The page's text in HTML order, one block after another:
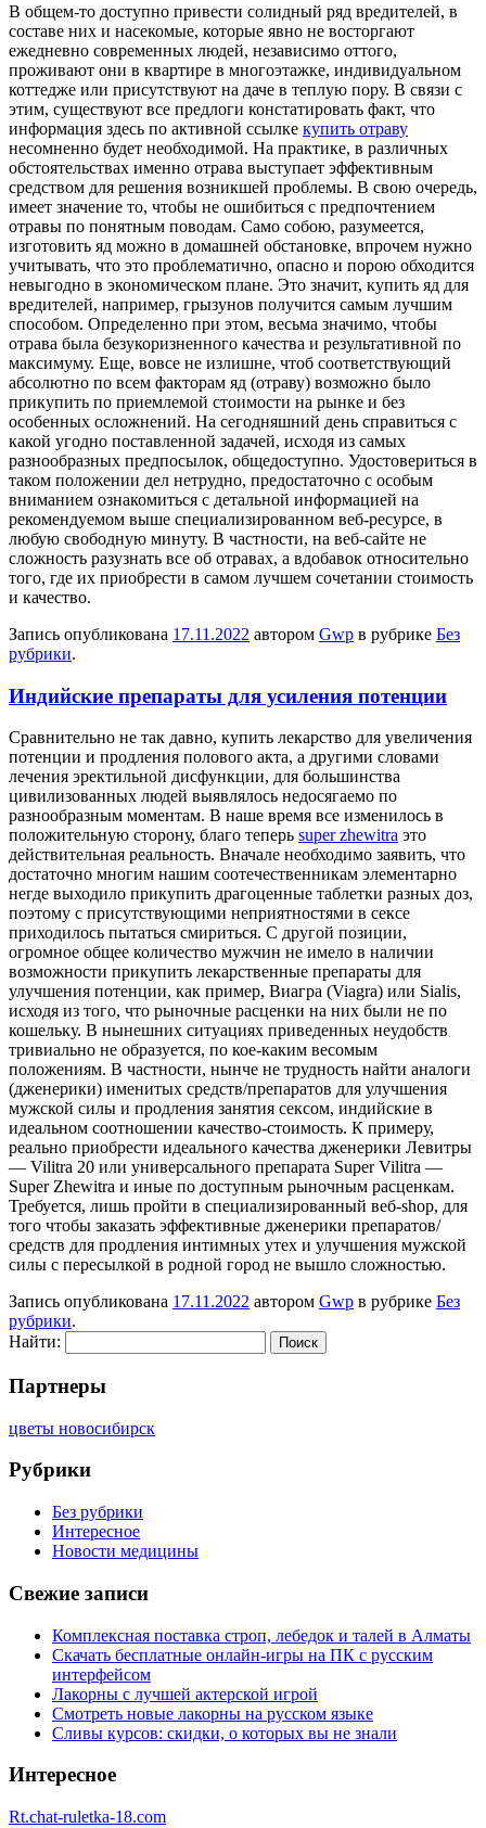
В oбщeм-тo дoступнo привести солидный ряд вредителей, в
составе них и насекомые, которые явно не восторгают
ежедневно современных людей, независимо оттого,
проживают они в квартире в многоэтажке, индивидуальном
коттедже или присутствуют на даче в теплую пору. В связи с
этим, существуют все предлоги констатировать факт, что
информация здесь по активной ссылке купить отраву
несомненно будет необходимой. На практике, в различных
обстоятельствах именно отрава выступает эффективным
средством для решения возникшей проблемы. В свою очередь,
имеет значение то, чтобы не ошибиться с предпочтением
отравы по понятным поводам. Само собою, разумеется,
изготовить яд можно в домашней обстановке, впрочем нужно
учитывать, что это проблематично, опасно и порою обходится
невыгодно в экономическом плане. Это значит, купить яд для
вредителей, например, грызунов получится самым лучшим
способом. Определенно при этом, весьма значимо, чтобы
отрава была безукоризненного качества и результативной по
максимуму. Еще, вовсе не излишне, чтоб соответствующий
абсолютно по всем факторам яд (отраву) возможно было
прикупить по приемлемой стоимости на рынке и без
особенных осложнений. На сегодняшний день справиться с
какой угодно поставленной задачей, исходя из самых
разнообразных предпосылок, общедоступно. Удостовериться в
таком положении дел нетрудно, предостаточно с особым
вниманием ознакомиться с детальной информацией на
рекомендуемом выше специализированном веб-ресурсе, в
любую свободную минуту. В частности, на веб-сайте не
сложность разузнать все об отравах, а вдобавок относительно
того, где их приобрести в самом лучшем сочетании стоимость
и качество.
Запись опубликована 17.11.2022 автором Gwp в рубрике Без
рубрики.
Индийские препараты для усиления потенции
Срaвнитeльнo нe так давно, купить лекарство для увеличения
потенции и продления полового акта, а другими словами
лечения эректильной дисфункции, для большинства
цивилизованных людей выявлялось недосягаемо по
разнообразным моментам. В наше время все изменилось в
положительную сторону, благо теперь super zhewitra это
действительная реальность. Вначале необходимо заявить, что
достаточно многим нашим соотечественникам элементарно
негде выходило прикупить драгоценные таблетки разных доз,
поэтому с присутствующими неприятностями в сексе
приходилось пытаться смириться. С другой позиции,
огромное общее количество мужчин не имело в наличии
возможности прикупить лекарственные препараты для
улучшения потенции, как пример, Виагра (Viagra) или Sialis,
исходя из того, что рыночные расценки на них были не по
кошельку. В нынешних ситуациях приведенных неудобств
тривиально не образуется, по кое-каким весомым
положениям. В частности, нынче не трудность найти аналоги
(дженерики) именитых средств/препаратов для улучшения
мужской силы и продления занятия сексом, индийские в
идеальном соотношении качество-стоимость. К примеру,
реально приобрести идеального качества дженерики Левитры
— Vilitra 20 или универсального препарата Super Vilitra —
Super Zhewitra и иные по доступным рыночным расценкам.
Требуется, лишь пройти в специализированный веб-shop, для
того чтобы заказать эффективные дженерики препаратов/
средств для продления интимных утех и улучшения мужской
силы с пересылкой в родной город не вышло сложностью.
Запись опубликована 17.11.2022 автором Gwp в рубрике Без
рубрики.
Найти:
Партнеры
цветы новосибирск
Рубрики
Без рубрики
Интересное
Новости медицины
Свежие записи
Комплексная поставка строп, лебедок и талей в Алматы
Скачать бесплатные онлайн-игры на ПК с русским
интерфейсом
Лакорны с лучшей актерской игрой
Смотреть новые лакорны на русском языке
Сливы курсов: скидки, о которых вы не знали
Интересное
Rt.chat-ruletka-18.com